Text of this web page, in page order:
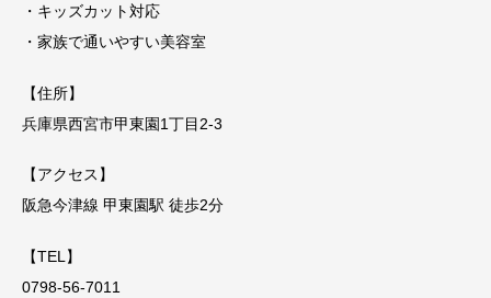
・キッズカット対応
・家族で通いやすい美容室
【住所】
兵庫県西宮市甲東園1丁目2-3
【アクセス】
阪急今津線 甲東園駅 徒歩2分
【TEL】
0798-56-7011